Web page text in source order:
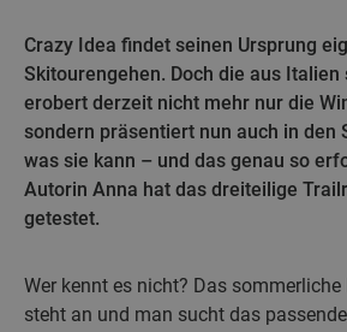
Crazy Idea findet seinen Ursprung
Skitourengehen. Doch die aus
erobert derzeit nicht mehr nur die
sondern präsentiert nun auch in den
was sie kann – und das genau so
Autorin Anna hat das dreiteilige
getestet.
Wer kennt es nicht? Das sommerliche
steht an und man sucht das